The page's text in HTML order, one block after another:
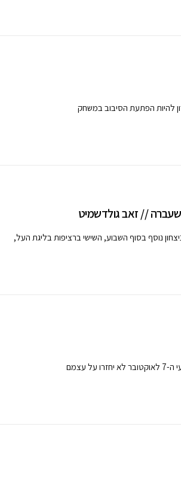
להיות הפתעת הסיבוב במשחק
// זאב גולדשמיט
נוסף בסוף השבוע, השישי ברציפות בליגת העל,